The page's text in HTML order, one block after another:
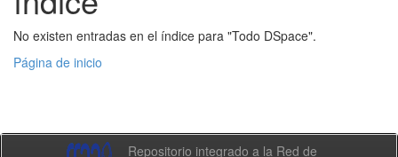
No existen entradas en el índice para "Todo DSpace".
Página de inicio
Repositorio integrado a la Red de